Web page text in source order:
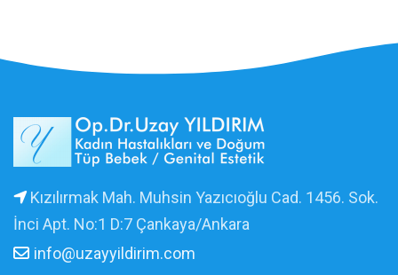
Kızılırmak Mah. Muhsin Yazıcıoğlu Cad. 1456. Sok.
İnci Apt. No:1 D:7 Çankaya/Ankara
info@uzayyildirim.com